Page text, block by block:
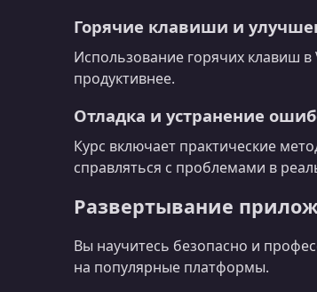
Горячие клавиши и
Использование горячих клавиш в
продуктивнее.
Отладка и устранение
Курс включает практические
справляться с проблемами в
Развертывание
Вы научитесь безопасно и
на популярные платформы.